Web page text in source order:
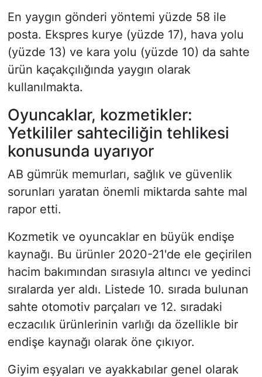
En yaygın gönderi yöntemi yüzde 58 ile
posta. Ekspres kurye (yüzde 17), hava yolu
(yüzde 13) ve kara yolu (yüzde 10) da sahte
ürün kaçakçılığında yaygın olarak
kullanılmakta.
Oyuncaklar, kozmetikler:
Yetkililer sahteciliğin tehlikesi
konusunda uyarıyor
AB gümrük memurları, sağlık ve güvenlik
sorunları yaratan önemli miktarda sahte mal
rapor etti.
Kozmetik ve oyuncaklar en büyük endişe
kaynağı. Bu ürünler 2020-21'de ele geçirilen
hacim bakımından sırasıyla altıncı ve yedinci
sıralarda yer aldı. Listede 10. sırada bulunan
sahte otomotiv parçaları ve 12. sıradaki
eczacılık ürünlerinin varlığı da özellikle bir
endişe kaynağı olarak öne çıkıyor.
Giyim eşyaları ve ayakkabılar genel olarak